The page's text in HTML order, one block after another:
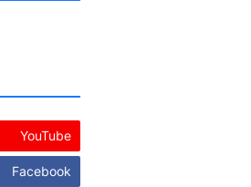
YouTube
Facebook